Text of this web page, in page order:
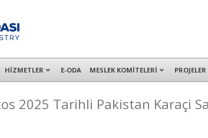
ile İzmit Merkez, Çayırova, Dilovası, Gebze ve
HİZMETLER E-ODA MESLEK KOMİTELERİ PROJELER
2025 Tarihli Pakistan Karaçi